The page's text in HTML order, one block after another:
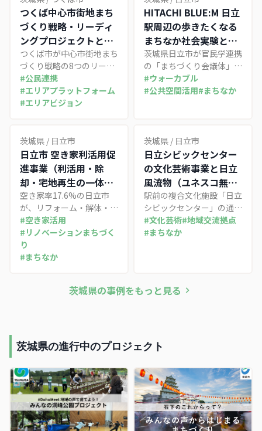
つくば中心市街地まち
づくり戦略・リーディ
ングプロジェクトとエ
リアマネジメント
つくば市が中心市街地まち
づくり戦略の8つのリーデ
ィングプロジェクトとして
進める官民連携エリアマネ
ジメント。磯崎新設計のつ
市が筆頭株主のまちづくり
会社「つくばまちなかデザ
イン」による交流拠点co-
en運営を軸に、自走する
エリア経営を目指す取り組
みと、その経営課題を整理
した事例。
#公民連携
#エリアプラットフォーム
#エリアビジョン
HITACHI BLUE:M 日立
駅周辺の歩きたくなる
まちなか社会実験とエ
リアマネジメント
茨城県日立市が官民学連携
の「まちづくり会議体」
HITACHI BLUE:Mを立ち上
げ、日立駅周辺の広場や商
者が集う"まちのリビン
グ"づくりを通じて将来ビ
ジョンの検証材料を蓄積し
ている取り組み。
#ウォーカブル
#公共空間活用#まちなか
茨城県 / 日立市
日立市 空き家利活用促
進事業（利活用・除
却・宅地再生の一体支
援）
空き家率17.6%の日立市
が、リフォーム・解体・宅
地再生・空き店舗活用を束
ねた一体的な補助制度を運
用。空き家を地域集会所や
高齢者の交流スペースなど
援を振り分ける制度設計が
#空き家活用
# リノベーションまちづく
り
#まちなか
茨城県 / 日立市
日立シビックセンター
の文化芸術事業と日立
風流物（ユネスコ無形
文化遺産）
駅前の複合文化施設「日立
シビックセンター」の通年
事業と、ユネスコ無形文化
遺産「日立風流物」の地域
に一度の神峰神社大祭礼の
#文化芸術#地域交流拠点
#まちなか
茨城県の事例をもっと見る
茨城県の進行中のプロジェクト